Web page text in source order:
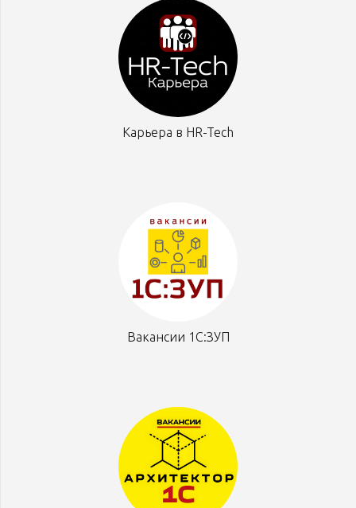
Карьера в HR-Tech
Вакансии 1С:ЗУП